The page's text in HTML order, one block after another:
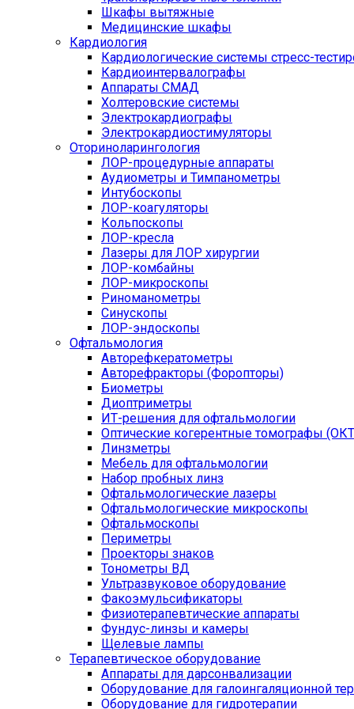
Шкафы вытяжные
Медицинские шкафы
Кардиология
Кардиологические системы стресс-
Кардиоинтервалографы
Аппараты СМАД
Холтеровские системы
Электрокардиографы
Электрокардиостимуляторы
Оториноларингология
ЛОР-процедурные аппараты
Аудиометры и Тимпанометры
Интубоскопы
ЛОР-коагуляторы
Кольпоскопы
ЛОР-кресла
Лазеры для ЛОР хирургии
ЛОР-комбайны
ЛОР-микроскопы
Риноманометры
Синускопы
ЛОР-эндоскопы
Офтальмология
Авторефкератометры
Авторефракторы (Форопторы)
Биометры
Диоптриметры
ИТ-решения для офтальмологии
Оптические когерентные томографы
Линзметры
Мебель для офтальмологии
Набор пробных линз
Офтальмологические лазеры
Офтальмологические микроскопы
Офтальмоскопы
Периметры
Проекторы знаков
Тонометры ВД
Ультразвуковое оборудование
Факоэмульсификаторы
Физиотерапевтические аппараты
Фундус-линзы и камеры
Щелевые лампы
Терапевтическое оборудование
Аппараты для дарсонвализации
Оборудование для галоингаляционной
Оборудование для гидротерапии